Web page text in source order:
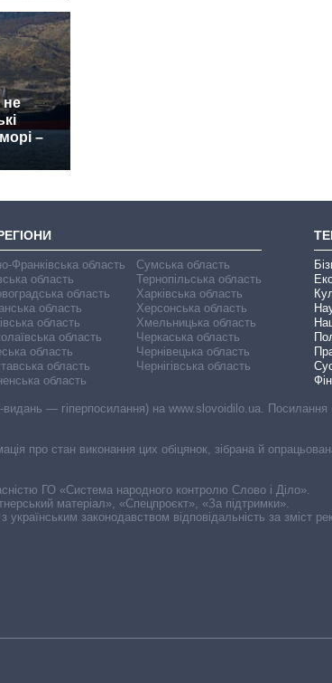
не
–
Франківська область
область
область
область
область
область
область
область
область
Сумська область
Тернопільська область
Харківська область
Херсонська область
Хмельницька область
Черкаська область
Чернівецька область
Чернігівська область
— гіперпосилання) на www.slovoidilo.ua. Посилання
про стан виконання цих обіцянок, зібрана й
ГО «Система народного контролю Слово і Діло».
матеріал», «Спецпроєкт», «За підтримки».
законодавством відповідальність за зміст